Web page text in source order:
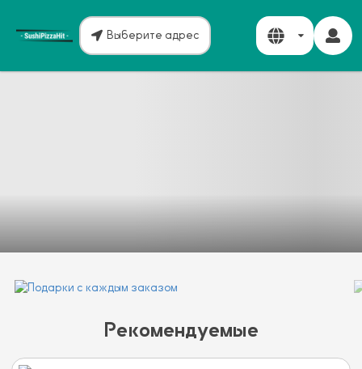
Выберите адрес
Рекомендуемые